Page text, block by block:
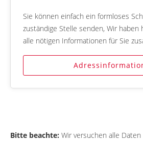
Sie können einfach ein formloses
zuständige Stelle senden, Wir haben
alle nötigen Informationen für Sie
Bitte beachte: Wir versuchen alle